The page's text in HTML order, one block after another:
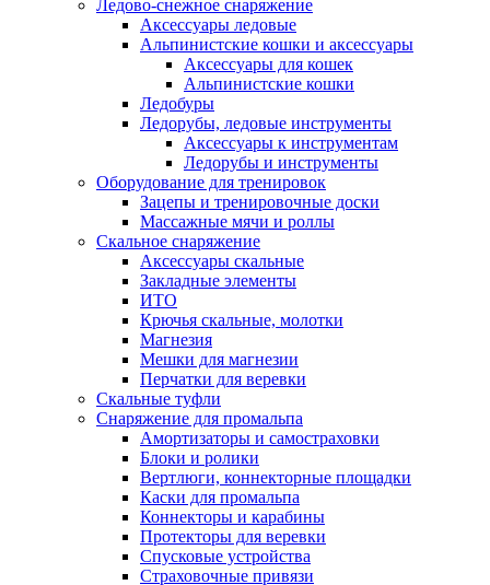
Ледово-снежное снаряжение
Аксессуары ледовые
Альпинистские кошки и аксессуары
Аксессуары для кошек
Альпинистские кошки
Ледобуры
Ледорубы, ледовые инструменты
Аксессуары к инструментам
Ледорубы и инструменты
Оборудование для тренировок
Зацепы и тренировочные доски
Массажные мячи и роллы
Скальное снаряжение
Аксессуары скальные
Закладные элементы
ИТО
Крючья скальные, молотки
Магнезия
Мешки для магнезии
Перчатки для веревки
Скальные туфли
Снаряжение для промальпа
Амортизаторы и самостраховки
Блоки и ролики
Вертлюги, коннекторные площадки
Каски для промальпа
Коннекторы и карабины
Протекторы для веревки
Спусковые устройства
Страховочные привязи